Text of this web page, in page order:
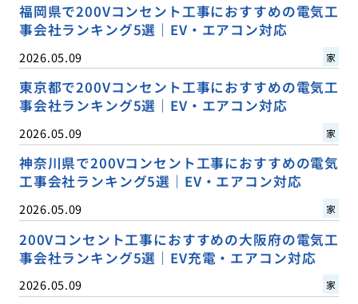
福岡県で200Vコンセント工事におすすめの電気工
事会社ランキング5選｜EV・エアコン対応
2026.05.09 家
東京都で200Vコンセント工事におすすめの電気工
事会社ランキング5選｜EV・エアコン対応
2026.05.09 家
神奈川県で200Vコンセント工事におすすめの電気
工事会社ランキング5選｜EV・エアコン対応
2026.05.09 家
200Vコンセント工事におすすめの大阪府の電気工
事会社ランキング5選｜EV充電・エアコン対応
2026.05.09 家